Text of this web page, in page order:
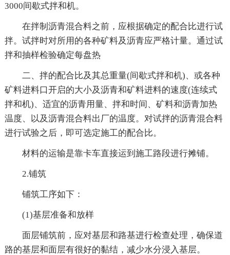
3000间歇式拌和机。
在拌制沥青混合料之前，应根据确定的配合比进行试
拌。试拌时对所用的各种矿料及沥青应严格计量。通过试
拌和抽样检验确定每盘热
二、拌的配合比及其总重量(间歇式拌和机)、或各种
矿料进料口开启的大小及沥青和矿料进料的速度(连续式
拌和机)、适宜的沥青用量、拌和时间、矿料和沥青加热
温度、以及沥青混合料出厂的温度。对试拌的沥青混合料
进行试验之后，即可选定施工的配合比。
材料的运输是靠卡车直接运到施工路段进行摊铺。
2.铺筑
铺筑工序如下：
(1)基层准备和放样
面层铺筑前，应对基层和路基进行检查处理，确保道
路的基层和面层有很好的黏结，减少水分浸入基层。